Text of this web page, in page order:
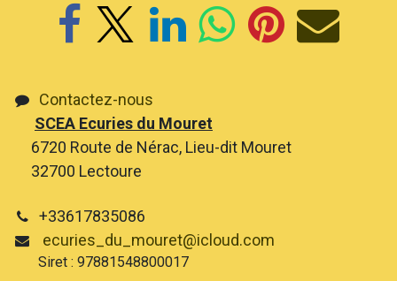
Contactez-nous
SCEA Ecuries du Mouret
6720 Route de Nérac, Lieu-dit Mouret
32700 Lectoure
+33617835086
ecuries_du_mouret@icloud.com
Siret : 97881548800017